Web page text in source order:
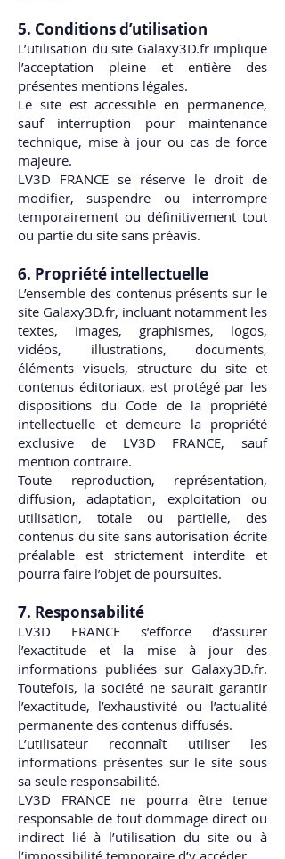
5. Conditions d’utilisation
L’utilisation du site Galaxy3D.fr implique
l’acceptation pleine et entière des
présentes mentions légales.
Le site est accessible en permanence,
sauf interruption pour maintenance
technique, mise à jour ou cas de force
majeure.
LV3D FRANCE se réserve le droit de
modifier, suspendre ou interrompre
temporairement ou définitivement tout
ou partie du site sans préavis.
6. Propriété intellectuelle
L’ensemble des contenus présents sur le
site Galaxy3D.fr, incluant notamment les
textes, images, graphismes, logos,
vidéos, illustrations, documents,
éléments visuels, structure du site et
contenus éditoriaux, est protégé par les
dispositions du Code de la propriété
intellectuelle et demeure la propriété
exclusive de LV3D FRANCE, sauf
mention contraire.
Toute reproduction, représentation,
diffusion, adaptation, exploitation ou
utilisation, totale ou partielle, des
contenus du site sans autorisation écrite
préalable est strictement interdite et
pourra faire l’objet de poursuites.
7. Responsabilité
LV3D FRANCE s’efforce d’assurer
l’exactitude et la mise à jour des
informations publiées sur Galaxy3D.fr.
Toutefois, la société ne saurait garantir
l’exactitude, l’exhaustivité ou l’actualité
permanente des contenus diffusés.
L’utilisateur reconnaît utiliser les
informations présentes sur le site sous
sa seule responsabilité.
LV3D FRANCE ne pourra être tenue
responsable de tout dommage direct ou
indirect lié à l’utilisation du site ou à
l’impossibilité temporaire d’y accéder.